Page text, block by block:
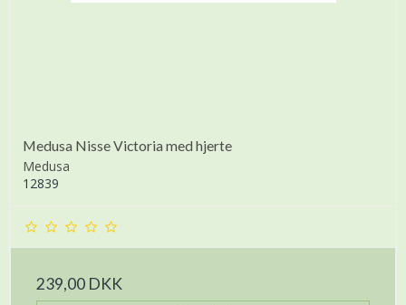
Medusa Nisse Victoria med hjerte
Medusa
12839
239,00 DKK